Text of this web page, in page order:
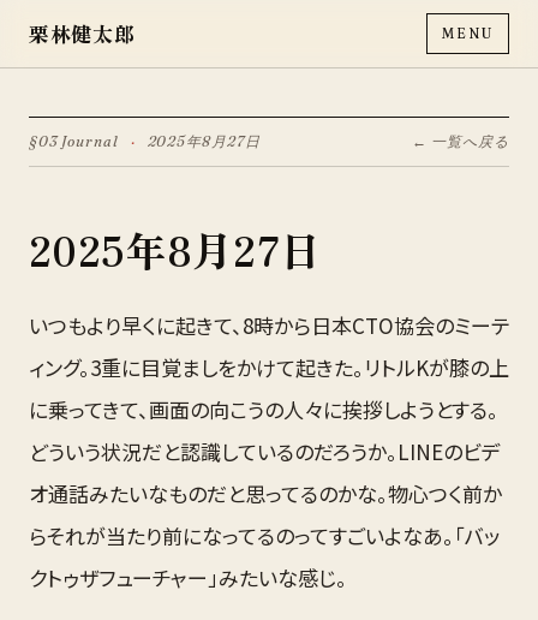
栗林健太郎 MENU
§03 Journal · 2025年8月27日 ← 一覧へ戻る
2025年8月27日
いつもより早くに起きて、8時から日本CTO協会のミーテ
ィング。3重に目覚ましをかけて起きた。リトルKが膝の上
に乗ってきて、画面の向こうの人々に挨拶しようとする。
どういう状況だと認識しているのだろうか。LINEのビデ
オ通話みたいなものだと思ってるのかな。物心つく前か
らそれが当たり前になってるのってすごいよなあ。「バッ
クトゥザフューチャー」みたいな感じ。